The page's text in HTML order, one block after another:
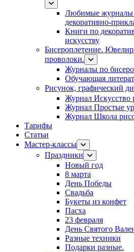
Любимые журналы
декоративно-
Книги по
искусству
Бисероплетение.
проволоки.
Журналы по
Обучающая
Рисунок, графический
Журнал Искусство
Журнал Простые
Журнал Школа
Тарифы
Статьи
Мастер-классы
Праздники
Новый год
8 марта
День Победы
Свадьба
Букеты из конфет
Пасха
23 февраля
День Святого
Разные техники
Подарки разные.